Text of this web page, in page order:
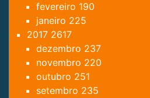
fevereiro 190
janeiro 225
2017 2617
dezembro 237
novembro 220
outubro 251
setembro 235